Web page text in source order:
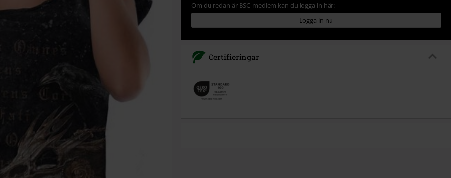
Om du redan är BSC-medlem kan du logga in här:
Logga in nu
Certifieringar